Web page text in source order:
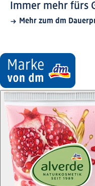
Immer mehr fürs
Mehr zum dm